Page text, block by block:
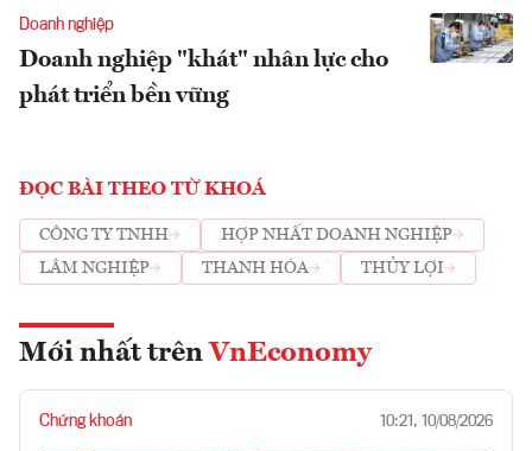
Doanh nghiệp
Doanh nghiệp "khát" nhân lực cho
phát triển bền vững
ĐỌC BÀI THEO TỪ KHOÁ
CÔNG TY TNHH
HỢP NHẤT DOANH NGHIỆP
LÂM NGHIỆP
THANH HÓA THỦY LỢI
Mới nhất trên VnEconomy
Chứng khoán 10:21, 10/08/2026